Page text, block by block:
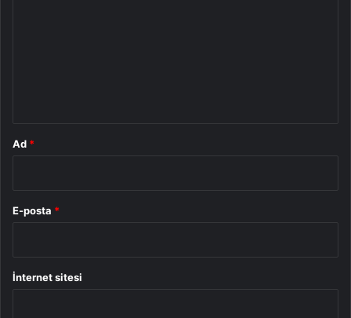
Ad *
E-posta *
İnternet sitesi